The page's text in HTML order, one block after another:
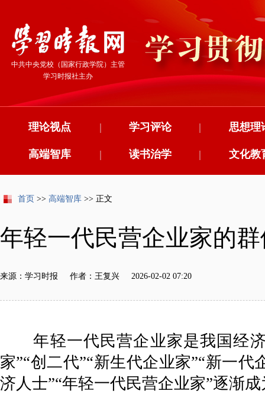
中共中央党校（国家行政学院）主管
学习时报社主办
理论视点 学习评论
| 思想理
|
高端智库 读书治学
| 文化教
|
首页 >> 高端智库 >> 正文
年轻一代民营企业家的
来源：学习时报 作者：王复兴 2026-02-02 07:20
年轻一代民营企业家是我国经济
家”“创二代”“新生代企业家”“新一
济人士”“年轻一代民营企业家”逐渐